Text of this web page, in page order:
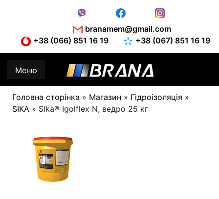
+38 (066) 851 16 19
+38 (067) 851 16 19
branamem@gmail.com
Меню
Головна сторінка » Магазин » Гідроізоляція »
SIKA » Sika® Igolflex N, ведро 25 кг